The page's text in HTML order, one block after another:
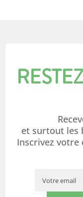
et surtout les
Inscrivez votre